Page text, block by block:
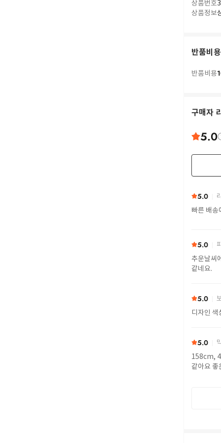
상품번호
상품정보
반품비용
반품비용
구매자
5.0
5.0
빠른 배
5.0
추운날씨
같네요.
5.0
디자인
5.0
158cm,